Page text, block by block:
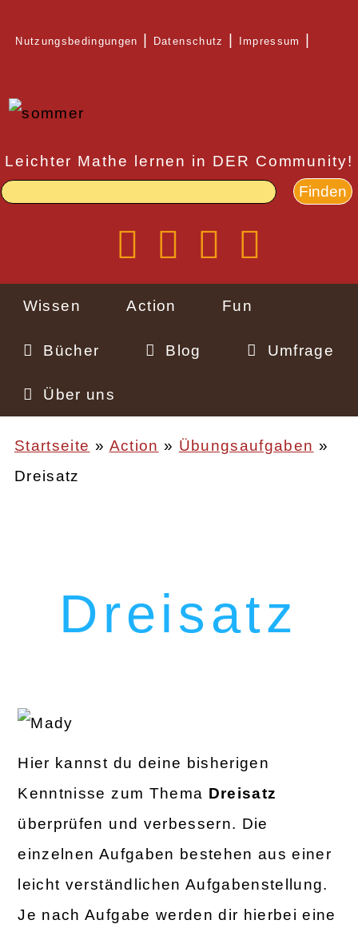
zum
Nutzungsbedingungen Datenschutz Impressum
Leichter Mathe lernen in DER Community!
Wissen Action Fun
Bücher Blog Umfrage
Über uns
Pfadnavigation
Startseite Action
Übungsaufgaben
Dreisatz
Dreisatz
Hier kannst du deine bisherigen
Kenntnisse zum Thema Dreisatz
überprüfen und verbessern. Die
einzelnen Aufgaben bestehen aus einer
leicht verständlichen Aufgabenstellung.
Je nach Aufgabe werden dir hierbei eine